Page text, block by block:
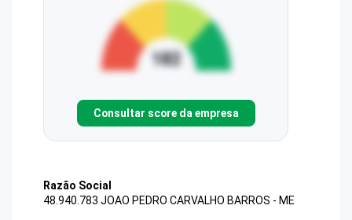
Consultar score da empresa
Razão Social
48.940.783 JOAO PEDRO CARVALHO BARROS - ME